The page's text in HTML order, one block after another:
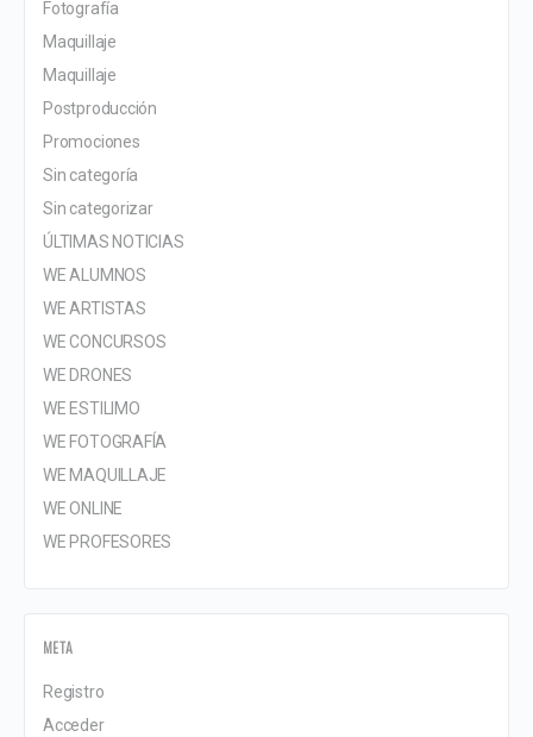
Fotografía
Maquillaje
Maquillaje
Postproducción
Promociones
Sin categoría
Sin categorizar
ÚLTIMAS NOTICIAS
WE ALUMNOS
WE ARTISTAS
WE CONCURSOS
WE DRONES
WE ESTILIMO
WE FOTOGRAFÍA
WE MAQUILLAJE
WE ONLINE
WE PROFESORES
META
Registro
Acceder